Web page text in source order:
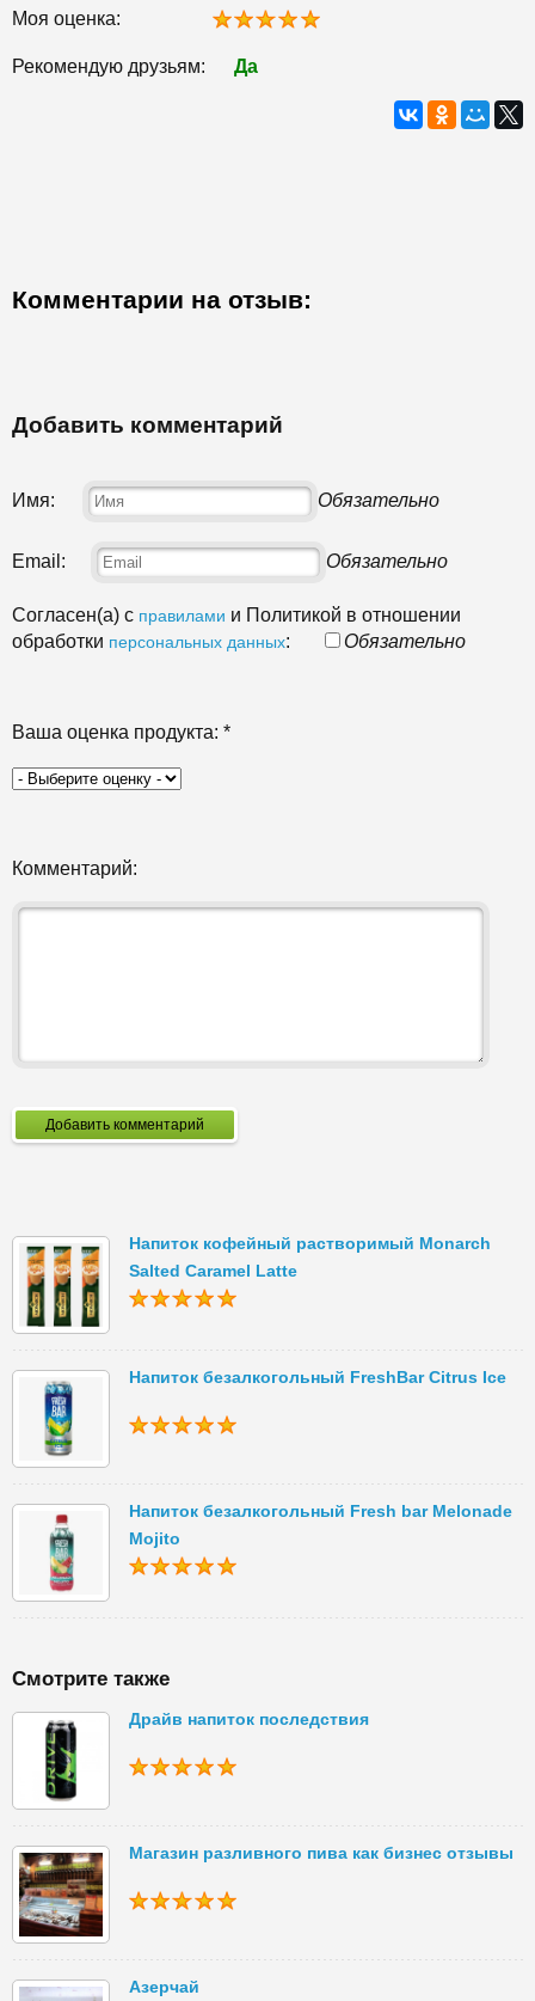
Моя оценка:
Рекомендую друзьям: Да
Комментарии на отзыв:
Добавить комментарий
Имя: Обязательно
Email: Обязательно
Согласен(а) с правилами и Политикой в отношении
обработки персональных данных: Обязательно
Ваша оценка продукта: *
Комментарий:
Добавить комментарий
Напиток кофейный растворимый Monarch
Salted Caramel Latte
Напиток безалкогольный FreshBar Сitrus Ice
Напиток безалкогольный Fresh bar Melonade
Mojito
Смотрите также
Драйв напиток последствия
Магазин разливного пива как бизнес отзывы
Азерчай